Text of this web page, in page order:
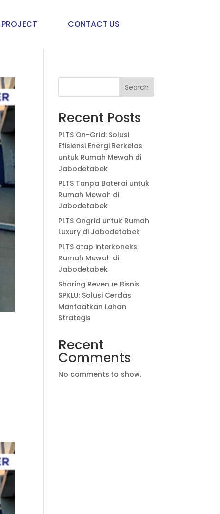
PROJECT CONTACT US
Search
Recent Posts
PLTS On-Grid: Solusi
Efisiensi Energi Berkelas
untuk Rumah Mewah di
Jabodetabek
PLTS Tanpa Baterai untuk
Rumah Mewah di
Jabodetabek
PLTS Ongrid untuk Rumah
Luxury di Jabodetabek
PLTS atap interkoneksi
Rumah Mewah di
Jabodetabek
Sharing Revenue Bisnis
SPKLU: Solusi Cerdas
Manfaatkan Lahan
Strategis
Recent
Comments
No comments to show.